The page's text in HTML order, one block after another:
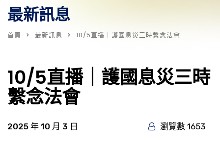
最新訊息
首頁 最新訊息 10/5直播｜護國息災三時繫念法會
10/5直播｜護國息災三時
繫念法會
2025 年 10 月 3 日 瀏覽數 1653